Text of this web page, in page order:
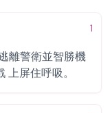
1
離警衛並智勝機
屏住呼吸。